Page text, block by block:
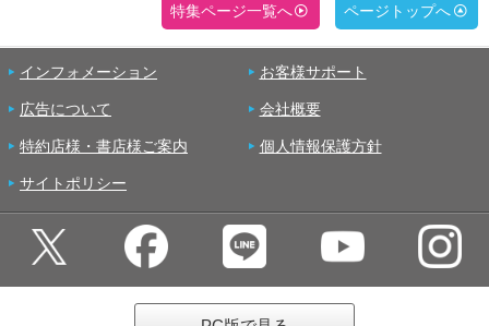
特集ページ一覧へ ページトップへ
インフォメーション お客様サポート
広告について 会社概要
特約店様・書店様ご案内 個人情報保護方針
サイトポリシー